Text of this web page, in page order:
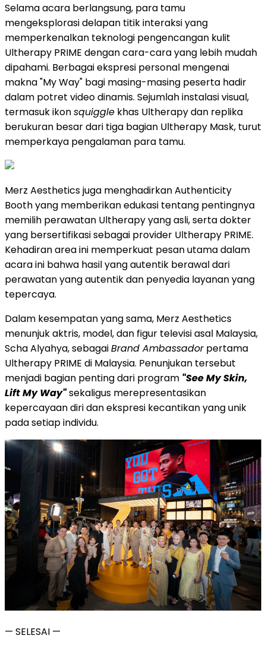
Selama acara berlangsung, para tamu
mengeksplorasi delapan titik interaksi yang
memperkenalkan teknologi pengencangan kulit
Ultherapy PRIME dengan cara-cara yang lebih mudah
dipahami. Berbagai ekspresi personal mengenai
makna "My Way" bagi masing-masing peserta hadir
dalam potret video dinamis. Sejumlah instalasi visual,
termasuk ikonsquiggle khas Ultherapy dan replika
berukuran besar dari tiga bagian Ultherapy Mask, turut
memperkaya pengalaman para tamu.
Merz Aesthetics juga menghadirkan Authenticity
Booth yang memberikan edukasi tentang pentingnya
memilih perawatan Ultherapy yang asli, serta dokter
yang bersertifikasi sebagai provider Ultherapy PRIME.
Kehadiran area ini memperkuat pesan utama dalam
acara ini bahwa hasil yang autentik berawal dari
perawatan yang autentik dan penyedia layanan yang
tepercaya.
Dalam kesempatan yang sama, Merz Aesthetics
menunjuk aktris, model, dan figur televisi asal Malaysia,
Scha Alyahya, sebagaiBrand Ambassadorpertama
Ultherapy PRIME di Malaysia. Penunjukan tersebut
menjadi bagian penting dari program "See My Skin,
Lift My Way"sekaligus merepresentasikan
kepercayaan diri dan ekspresi kecantikan yang unik
pada setiap individu.
— SELESAI —